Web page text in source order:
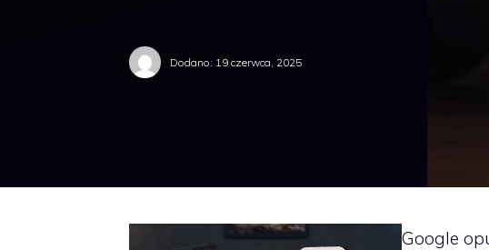
Dodano: 19 czerwca, 2025
Google